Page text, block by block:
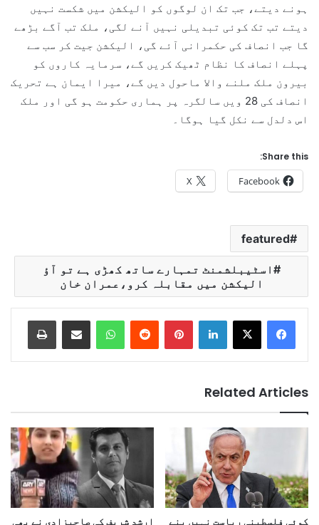
ہونے دیتے، جب تک ان لوگوں کو الیکشن میں شکست نہیں
دیتے تب تک کوئی تبدیلی نہیں آنے لگی، ملک تب آگے بڑھے
گا جب انصاف کی حکمرانی آئے گی، الیکشن جیت کر سب سے
پہلے انصاف کا نظام ٹھیک کریں گے، سرمایہ کاروں کو
بیرون ملک ملنے والا ماحول دیں گے، میرا ایمان ہے تحریک
انصاف کی 28 ویں سالگرہ پر ہماری حکومت ہو گی اور ملک
اس دلدل سے نکل گیا ہوگا۔
Share this:
Facebook
X
featured
اسٹیبلشمنٹ تمہارے ساتھ کھڑی ہے تو آؤ
الیکشن میں مقابلہ کرو،عمران خان
Related Articles
کوئی فلسطینی ریاست نہیں بنے
ارشد شریف کی صاحبزادی نے بھی